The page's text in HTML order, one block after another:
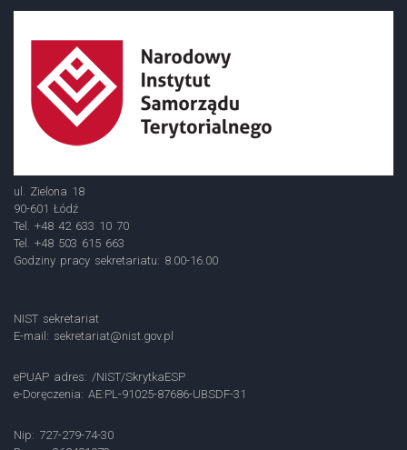
ul. Zielona 18
90-601 Łódź
Tel. +48 42 633 10 70
Tel. +48 503 615 663
Godziny pracy sekretariatu: 8.00-16.00
NIST sekretariat
E-mail: sekretariat@nist.gov.pl
ePUAP adres: /NIST/SkrytkaESP
e-Doręczenia: AE:PL-91025-87686-UBSDF-31
Nip: 727-279-74-30